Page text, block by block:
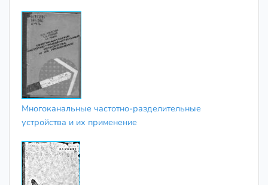
Многоканальные частотно-разделительные
устройства и их применение